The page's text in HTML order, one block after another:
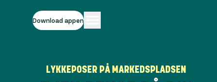
Download appen
LYKKEPOSER PÅ MARKEDSPLADSEN